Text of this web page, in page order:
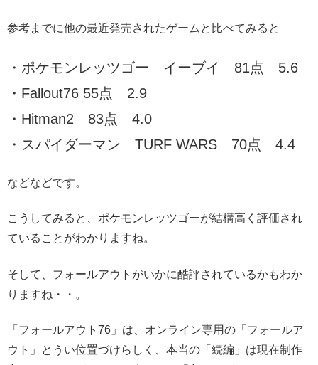
参考までに他の最近発売されたゲームと比べてみると
・ポケモンレッツゴー イーブイ 81点 5.6
・Fallout76 55点 2.9
・Hitman2 83点 4.0
・スパイダーマン TURF WARS 70点 4.4
などなどです。
こうしてみると、ポケモンレッツゴーが結構高く評価され
ていることがわかりますね。
そして、フォールアウトがいかに酷評されているかもわか
りますね・・。
「フォールアウト76」は、オンライン専用の「フォールア
ウト」とうい位置づけらしく、本当の「続編」は現在制作